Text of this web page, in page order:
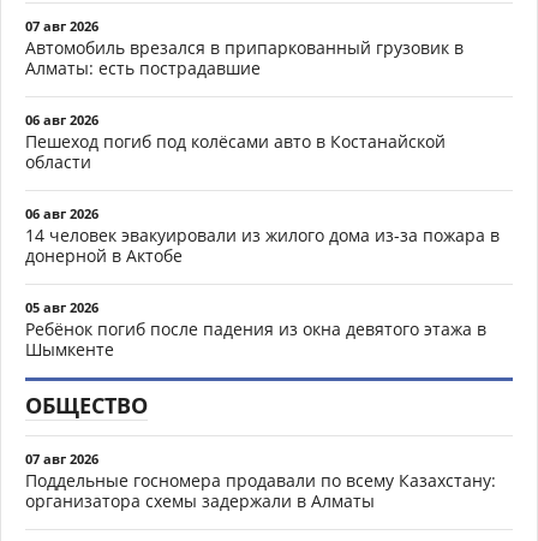
07 авг 2026
Автомобиль врезался в припаркованный грузовик в
Алматы: есть пострадавшие
06 авг 2026
Пешеход погиб под колёсами авто в Костанайской
области
06 авг 2026
14 человек эвакуировали из жилого дома из-за пожара в
донерной в Актобе
05 авг 2026
Ребёнок погиб после падения из окна девятого этажа в
Шымкенте
ОБЩЕСТВО
07 авг 2026
Поддельные госномера продавали по всему Казахстану:
организатора схемы задержали в Алматы